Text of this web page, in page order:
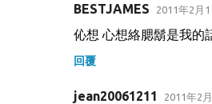
BESTJAMES 2011年2月
伈想 心想絡腮鬍是我的
回覆
jean20061211 2011年2